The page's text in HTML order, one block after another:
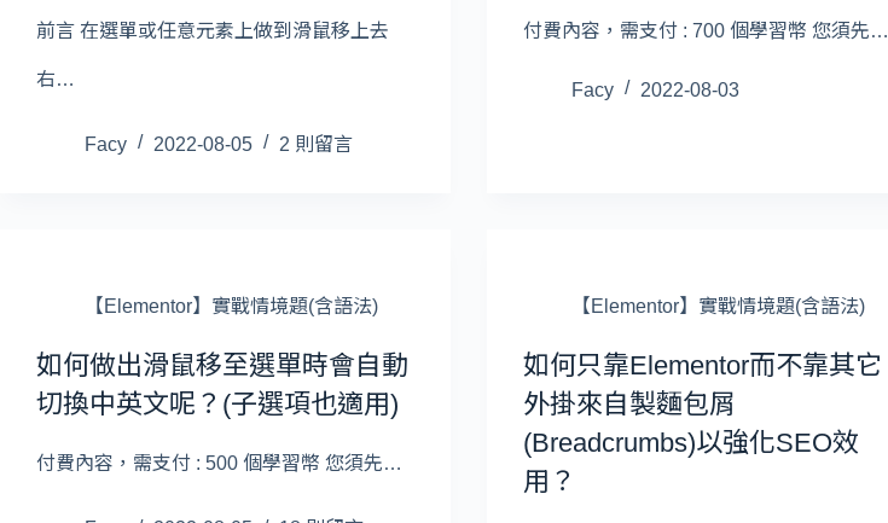
前言 在選單或任意元素上做到滑鼠移上去
右…
Facy 2022-08-05 2 則留言
付費內容，需支付 : 700 個學習幣 您須先…
Facy 2022-08-03
【Elementor】實戰情境題(含語法)
如何做出滑鼠移至選單時會自動
切換中英文呢？(子選項也適用)
付費內容，需支付 : 500 個學習幣 您須先…
【Elementor】實戰情境題(含語法)
如何只靠Elementor而不靠其它
外掛來自製麵包屑
(Breadcrumbs)以強化SEO效
用？